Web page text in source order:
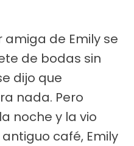
de Emily se
de bodas sin
dijo que
nada. Pero
noche y la vio
café, Emily